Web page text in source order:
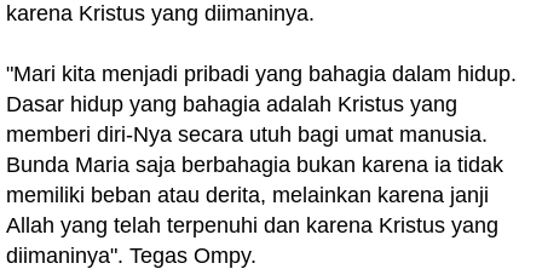
karena Kristus yang diimaninya.
"Mari kita menjadi pribadi yang bahagia dalam hidup.
Dasar hidup yang bahagia adalah Kristus yang
memberi diri-Nya secara utuh bagi umat manusia.
Bunda Maria saja berbahagia bukan karena ia tidak
memiliki beban atau derita, melainkan karena janji
Allah yang telah terpenuhi dan karena Kristus yang
diimaninya". Tegas Ompy.